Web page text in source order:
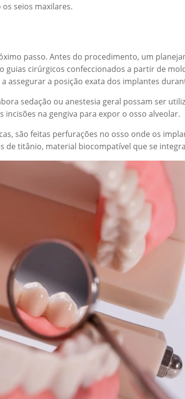
seios maxilares.
passo. Antes do procedimento, um
cirúrgicos confeccionados a partir de
assegurar a posição exata dos implantes
sedação ou anestesia geral possam ser
na gengiva para expor o osso alveolar.
são feitas perfurações no osso onde os
de titânio, material biocompatível que se